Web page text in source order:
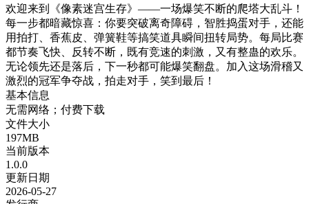
欢迎来到《像素迷宫生存》——一场爆笑不断的爬塔大乱斗！
每一步都暗藏惊喜：你要突破离奇障碍，智胜捣蛋对手，还能
用拍打、香蕉皮、弹簧鞋等搞笑道具瞬间扭转局势。每局比赛
都节奏飞快、反转不断，既有竞速的刺激，又有整蛊的欢乐。
无论领先还是落后，下一秒都可能爆笑翻盘。加入这场滑稽又
激烈的冠军争夺战，拍走对手，笑到最后！
基本信息
无需网络；付费下载
文件大小
197MB
当前版本
1.0.0
更新日期
2026-05-27